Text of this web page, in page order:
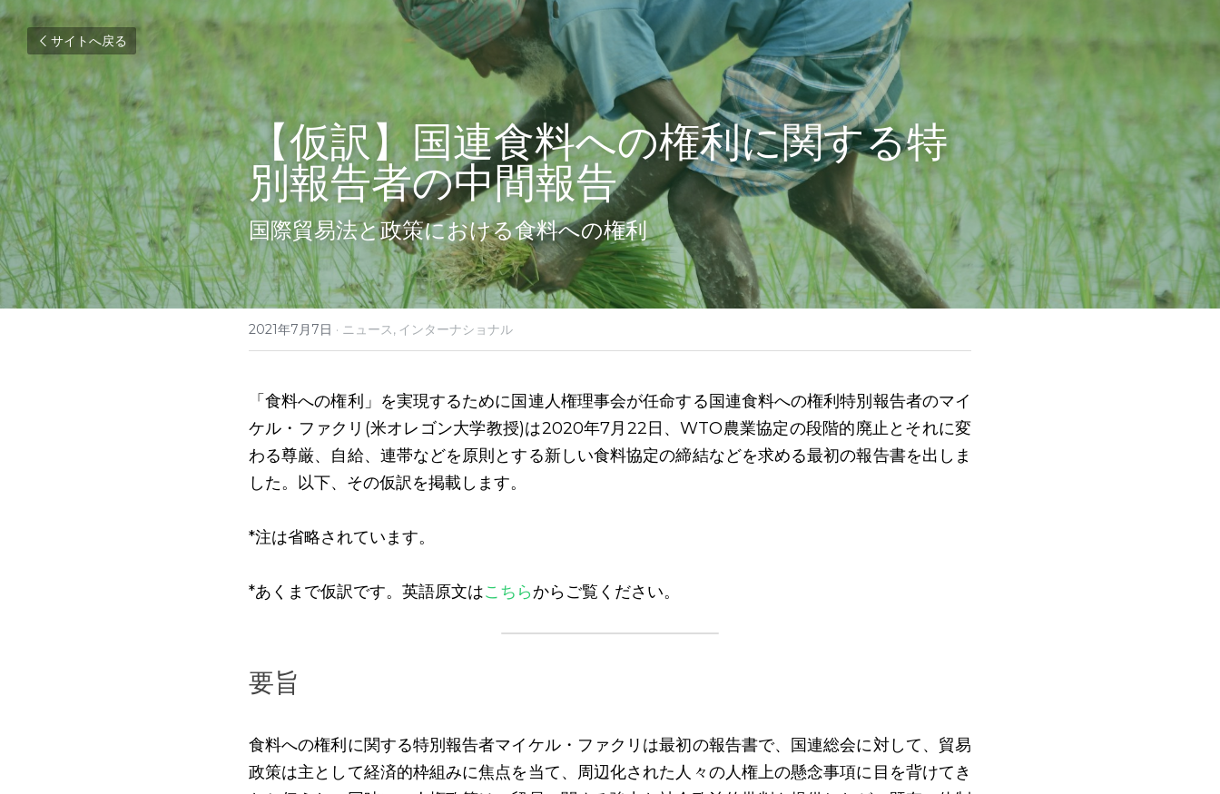
サイトへ戻る
【仮訳】国連食料への権利に関する特
別報告者の中間報告
国際貿易法と政策における食料への権利
2021年7月7日 · ニュース, インターナショナル
「食料への権利」を実現するために国連人権理事会が任命する国連食料への権利特別報告者のマイ
ケル・ファクリ(米オレゴン大学教授)は2020年7月22日、WTO農業協定の段階的廃止とそれに変
わる尊厳、自給、連帯などを原則とする新しい食料協定の締結などを求める最初の報告書を出しま
した。以下、その仮訳を掲載します。
*注は省略されています。
*あくまで仮訳です。英語原文はこちらからご覧ください。
要旨
食料への権利に関する特別報告者マイケル・ファクリは最初の報告書で、国連総会に対して、貿易
政策は主として経済的枠組みに焦点を当て、周辺化された人々の人権上の懸念事項に目を背けてき